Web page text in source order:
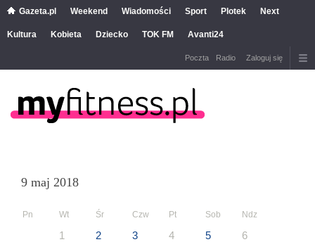
Gazeta.pl Weekend Wiadomości Sport Plotek Next
Kultura Kobieta Dziecko TOK FM Avanti24
Poczta Radio Zaloguj się
9 maj 2018
Pn Wt Śr Czw Pt Sob Ndz
1 2 3 4 5 6